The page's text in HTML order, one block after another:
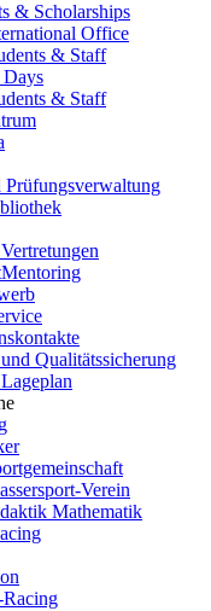
& Scholarships
Office
& Staff
& Staff
Prüfungsverwaltung
Qualitätssicherung
Verein
Mathematik